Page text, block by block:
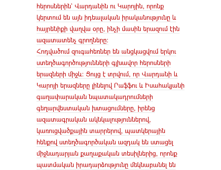
հերոսներին` Վարդանին ու Կարոյին, որոնք
կերտում են այն իդեալական իրականությունը և
հայրենիքի վաղվա օրը, ինչի մասին երազում էին
ազատատենչ գրողները:
Հոդվածում զուգահեռներ են անցկացվում երկու
ստեղծագործությունների գլխավոր հերոսների
երազների միջև։ Ցույց է տրվում, որ Վարդանի և
Կարոյի երազները լինելով Րաֆֆու և Իսահակյանի
գաղափարական նպատակադրումների
գեղարվեստական խտացումները, իրենց
ազատագրական ակնկալություններով,
կառուցվածքային տարրերով, պատկերային
հենքով ստեղծագործական ազդակ են ստացել
միջնադարյան քաղաքական տեսիլներից, որոնք
պատմական իրադարձությունը մեկնաբանել են